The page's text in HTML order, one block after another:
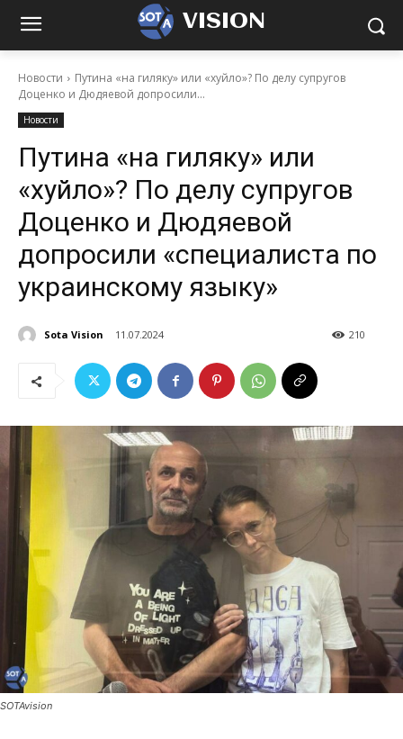
VISION
Новости
Путина «на гиляку» или «хуйло»? По делу супругов
Доценко и Дюдяевой допросили...
Новости
Путина «на гиляку» или
«хуйло»? По делу супругов
Доценко и Дюдяевой
допросили «специалиста по
украинскому языку»
Sota Vision 11.07.2024 210
SOTAvision